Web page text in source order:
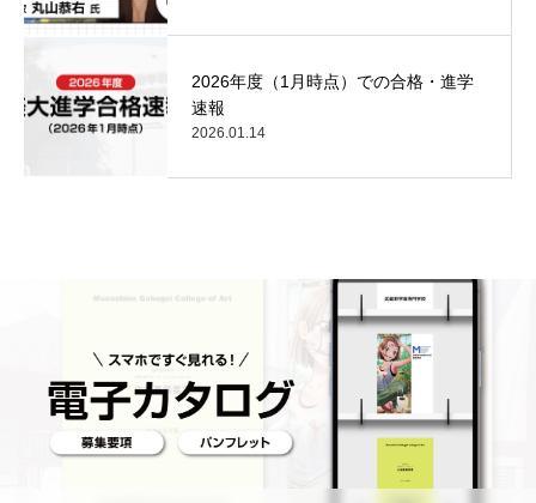
2026年度（1月時点）での合格・進学
速報
2026.01.14